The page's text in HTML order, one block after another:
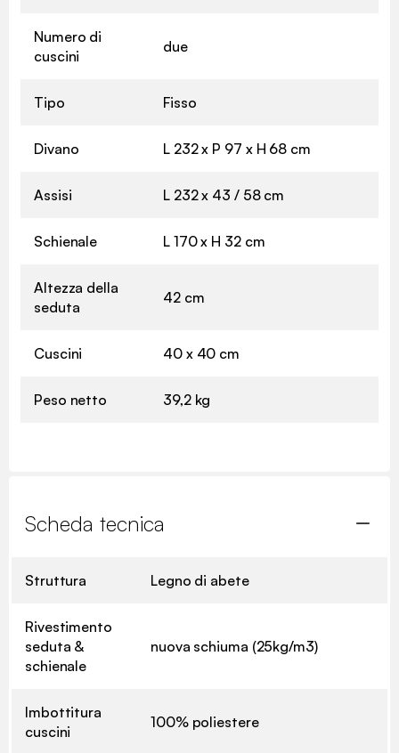
Numero di
cuscini
due
Tipo Fisso
Divano L 232 x P 97 x H 68 cm
Assisi L 232 x 43 / 58 cm
Schienale L 170 x H 32 cm
Altezza della
seduta
42 cm
Cuscini 40 x 40 cm
Peso netto 39,2 kg
Scheda tecnica
Struttura Legno di abete
Rivestimento
seduta &
schienale
nuova schiuma (25kg/m3)
Imbottitura
cuscini
100% poliestere